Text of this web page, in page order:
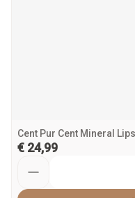
Cent Pur Cent Mineral
€ 24,99